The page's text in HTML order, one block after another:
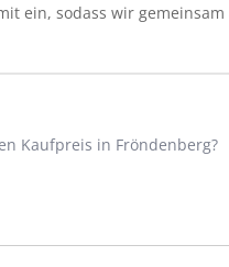
ein, sodass wir
Kaufpreis in Fröndenberg?